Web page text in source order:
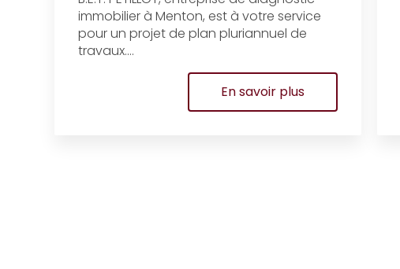
immobilier à Menton, est à votre service
pour un projet de plan pluriannuel de
travaux....
En savoir plus